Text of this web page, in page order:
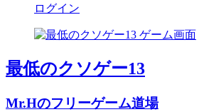
ログイン
最低のクソゲー13
Mr.Hのフリーゲーム道場